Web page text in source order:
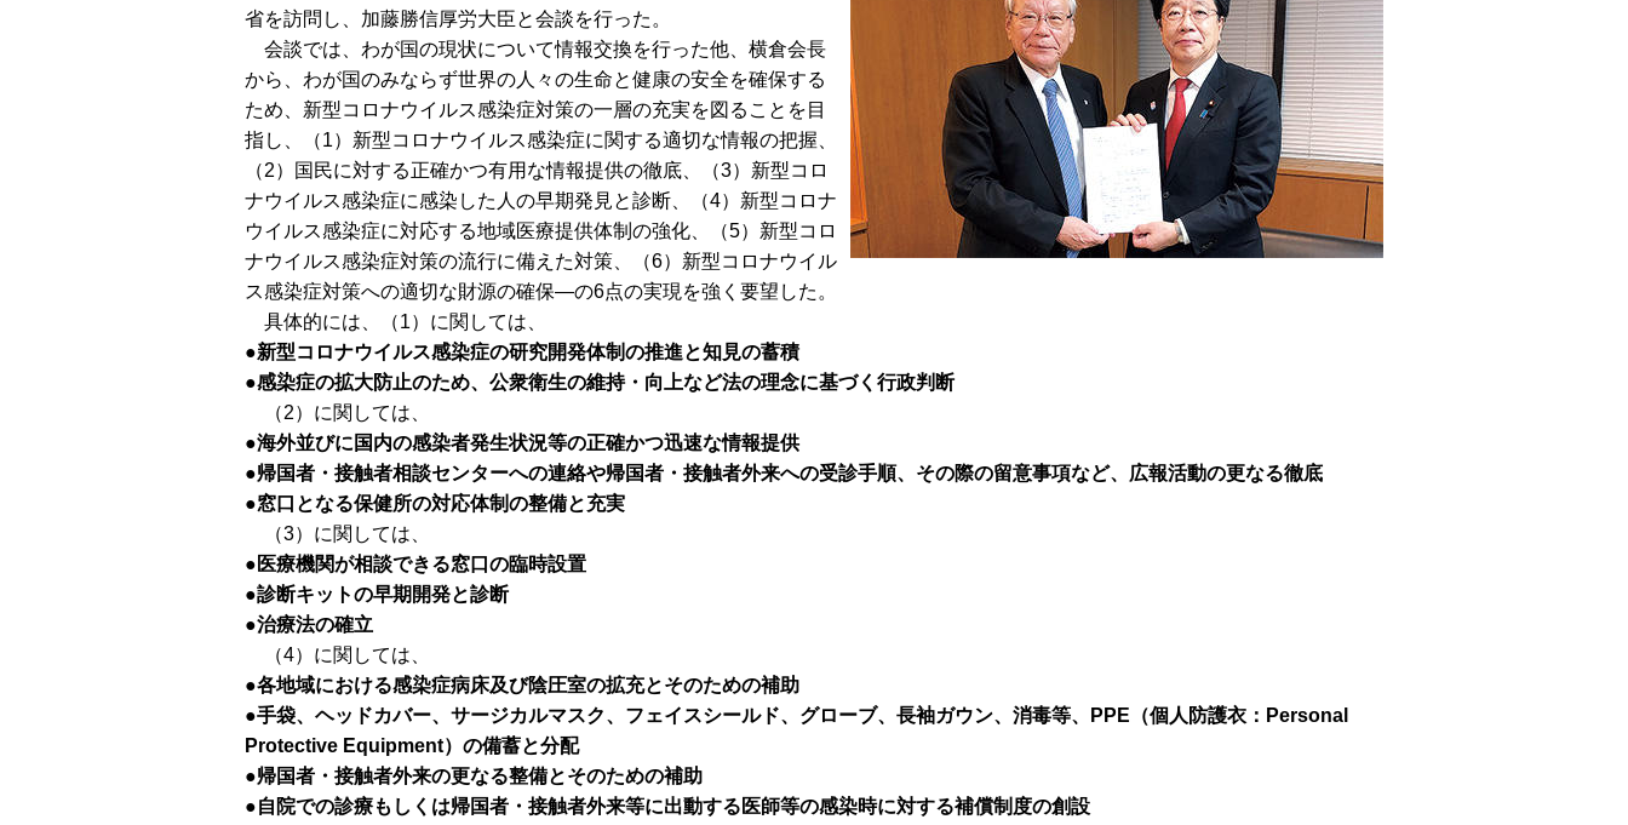
省を訪問し、加藤勝信厚労大臣と会談を行った。
会談では、わが国の現状について情報交換を行った他、横倉会長
から、わが国のみならず世界の人々の生命と健康の安全を確保する
ため、新型コロナウイルス感染症対策の一層の充実を図ることを目
指し、（1）新型コロナウイルス感染症に関する適切な情報の把握、
（2）国民に対する正確かつ有用な情報提供の徹底、（3）新型コロ
ナウイルス感染症に感染した人の早期発見と診断、（4）新型コロナ
ウイルス感染症に対応する地域医療提供体制の強化、（5）新型コロ
ナウイルス感染症対策の流行に備えた対策、（6）新型コロナウイル
ス感染症対策への適切な財源の確保―の6点の実現を強く要望した。
具体的には、（1）に関しては、
●新型コロナウイルス感染症の研究開発体制の推進と知見の蓄積
●感染症の拡大防止のため、公衆衛生の維持・向上など法の理念に基づく行政判断
（2）に関しては、
●海外並びに国内の感染者発生状況等の正確かつ迅速な情報提供
●帰国者・接触者相談センターへの連絡や帰国者・接触者外来への受診手順、その際の留意事項など、広報活動の更なる徹底
●窓口となる保健所の対応体制の整備と充実
（3）に関しては、
●医療機関が相談できる窓口の臨時設置
●診断キットの早期開発と診断
●治療法の確立
（4）に関しては、
●各地域における感染症病床及び陰圧室の拡充とそのための補助
●手袋、ヘッドカバー、サージカルマスク、フェイスシールド、グローブ、長袖ガウン、消毒等、PPE（個人防護衣：Personal
Protective Equipment）の備蓄と分配
●帰国者・接触者外来の更なる整備とそのための補助
●自院での診療もしくは帰国者・接触者外来等に出動する医師等の感染時に対する補償制度の創設